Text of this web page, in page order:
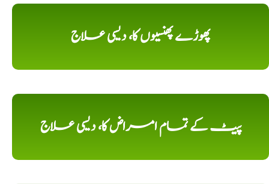
پھوڑے پھنسیوں کا، دیسی علاج
پیٹ کے تمام امراض کا، دیسی علاج